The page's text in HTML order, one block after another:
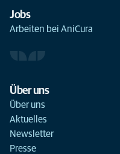
Jobs
Arbeiten bei AniCura
Über uns
Über uns
Aktuelles
Newsletter
Presse